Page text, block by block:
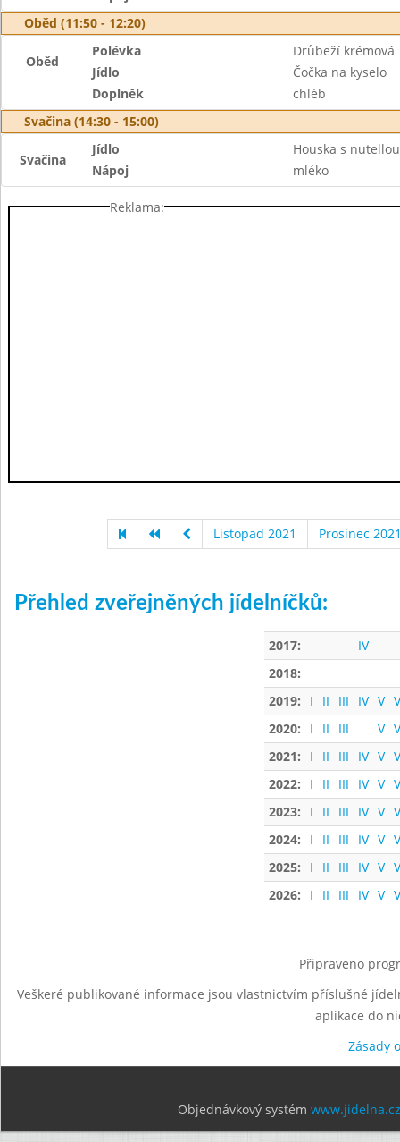
Oběd (11:50 - 12:20)
Oběd
Polévka
Drůbeží krémová
Jídlo
Čočka na kyselo
Doplněk
chléb
Svačina (14:30 - 15:00)
Svačina
Jídlo
Houska s nutellou
Nápoj
mléko
Reklama:
Listopad 2021 Prosinec
Přehled zveřejněných jídelníčků:
2017:
IV
2018:
2019:
I II III IV V
2020:
I II III V
2021:
I II III IV V
2022:
I II III IV V
2023:
I II III IV V
2024:
I II III IV V
2025:
I II III IV V
2026:
I II III IV V
Připraveno
Veškeré publikované informace jsou vlastnictvím příslušné
aplikace do
Zásady
Objednávkový systém www.jidelna.cz